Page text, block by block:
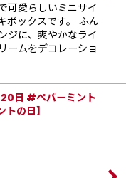
可愛らしいミニサイ
ボックスです。 ふん
ジに、爽やかなライ
ームをデコレーショ
日 #ペパーミント
の日】